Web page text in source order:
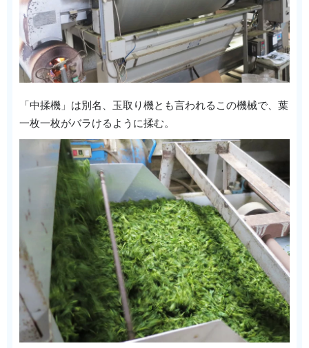
「中揉機」は別名、玉取り機とも言われるこの機械で、葉
一枚一枚がバラけるように揉む。